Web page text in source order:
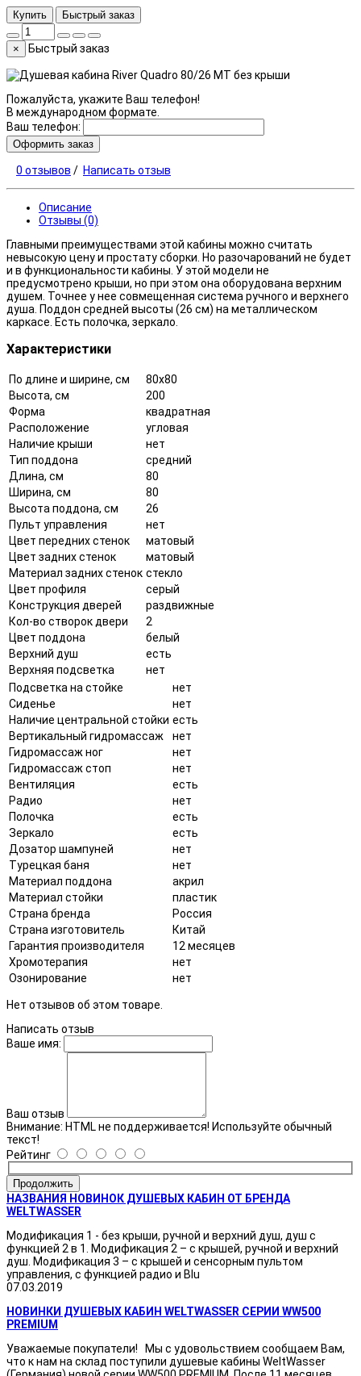
Купить Быстрый заказ
× Быстрый заказ
Пожалуйста, укажите Ваш телефон!
В международном формате.
Ваш телефон:
Оформить заказ
0 отзывов / Написать отзыв
Описание
Отзывы (0)
Главными преимуществами этой кабины можно считать
невысокую цену и простату сборки. Но разочарований не будет
и в функциональности кабины. У этой модели не
предусмотрено крыши, но при этом она оборудована верхним
душем. Точнее у нее совмещенная система ручного и верхнего
душа. Поддон средней высоты (26 см) на металлическом
каркасе. Есть полочка, зеркало.
Характеристики
По длине и ширине, см
80x80
Высота, см
200
Форма
квадратная
Расположение
угловая
Наличие крыши
нет
Тип поддона
средний
Длина, см
80
Ширина, см
80
Высота поддона, см
26
Пульт управления
нет
Цвет передних стенок
матовый
Цвет задних стенок
матовый
Материал задних стенок стекло
Цвет профиля
серый
Конструкция дверей
раздвижные
Кол-во створок двери
2
Цвет поддона
белый
Верхний душ
есть
Верхняя подсветка
нет
Подсветка на стойке
нет
Сиденье
нет
Наличие центральной стойки есть
Вертикальный гидромассаж
нет
Гидромассаж ног
нет
Гидромассаж стоп
нет
Вентиляция
есть
Радио
нет
Полочка
есть
Зеркало
есть
Дозатор шампуней
нет
Турецкая баня
нет
Материал поддона
акрил
Материал стойки
пластик
Страна бренда
Россия
Страна изготовитель
Китай
Гарантия производителя
12 месяцев
Хромотерапия
нет
Озонирование
нет
Нет отзывов об этом товаре.
Написать отзыв
Ваше имя:
Ваш отзыв
Внимание: HTML не поддерживается! Используйте обычный
текст!
Рейтинг
Продолжить
НАЗВАНИЯ НОВИНОК ДУШЕВЫХ КАБИН ОТ БРЕНДА
WELTWASSER
Модификация 1 - без крыши, ручной и верхний душ, душ с
функцией 2 в 1. Модификация 2 – с крышей, ручной и верхний
душ. Модификация 3 – с крышей и сенсорным пультом
управления, с функцией радио и Blu
07.03.2019
НОВИНКИ ДУШЕВЫХ КАБИН WELTWASSER СЕРИИ WW500
PREMIUM
Уважаемые покупатели! Мы с удовольствием сообщаем Вам,
что к нам на склад поступили душевые кабины WeltWasser